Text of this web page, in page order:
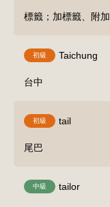
標籤；加標籤、附加
初級 Taichung
台中
初級 tail
尾巴
中級 tailor